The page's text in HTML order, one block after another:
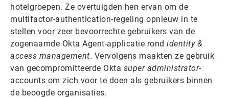
hotelgroepen. Ze overtuigden hen ervan om de
multifactor-authentication-regeling opnieuw in te
stellen voor zeer bevoorrechte gebruikers van de
zogenaamde Okta Agent-applicatie rond identity &
access management. Vervolgens maakten ze gebruik
van gecompromitteerde Okta super administrator-
accounts om zich voor te doen als gebruikers binnen
de beoogde organisaties.